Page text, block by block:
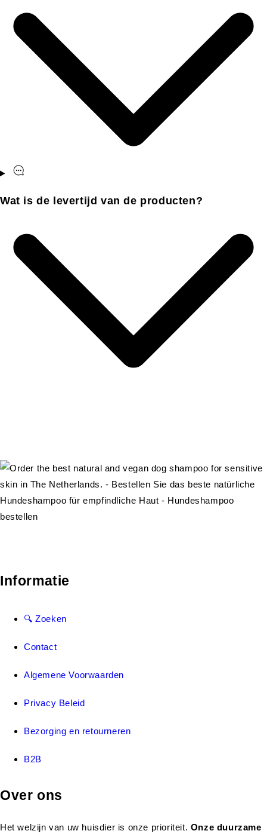
Wat is de levertijd van de producten?
Informatie
🔍 Zoeken
Contact
Algemene Voorwaarden
Privacy Beleid
Bezorging en retourneren
B2B
Over ons
Het welzijn van uw huisdier is onze prioriteit. Onze duurzame